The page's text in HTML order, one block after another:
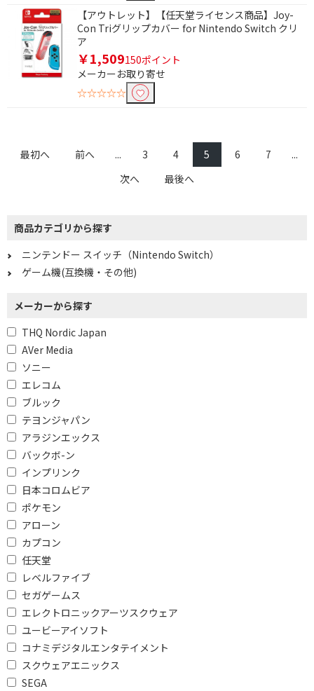
【アウトレット】【任天堂ライセンス商品】Joy-
Con Triグリップカバー for Nintendo Switch クリ
ア
￥1,509150ポイント
メーカーお取り寄せ
☆☆☆☆☆
最初へ 前へ ... 3 4 5 6 7
...
次へ
最後へ
商品カテゴリから探す
ニンテンドー スイッチ（Nintendo Switch）
ゲーム機(互換機・その他)
メーカーから探す
THQ Nordic Japan
AVer Media
ソニー
エレコム
ブルック
テヨンジャパン
アラジンエックス
バックボ-ン
インプリンク
日本コロムビア
ポケモン
アローン
カプコン
任天堂
レベルファイブ
セガゲームス
エレクトロニックアーツスクウェア
ユービーアイソフト
コナミデジタルエンタテイメント
スクウェアエニックス
SEGA